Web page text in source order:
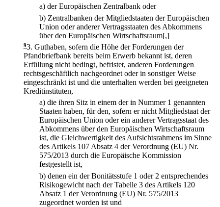
a) der Europäischen Zentralbank oder
b) Zentralbanken der Mitgliedstaaten der Europäischen
Union oder anderer Vertragsstaaten des Abkommens
über den Europäischen Wirtschaftsraum[,]
93. Guthaben, sofern die Höhe der Forderungen der
Pfandbriefbank bereits beim Erwerb bekannt ist, deren
Erfüllung nicht bedingt, befristet, anderen Forderungen
rechtsgeschäftlich nachgeordnet oder in sonstiger Weise
eingeschränkt ist und die unterhalten werden bei geeigneten
Kreditinstituten,
a) die ihren Sitz in einem der in Nummer 1 genannten
Staaten haben, für den, sofern er nicht Mitgliedstaat der
Europäischen Union oder ein anderer Vertragsstaat des
Abkommens über den Europäischen Wirtschaftsraum
ist, die Gleichwertigkeit des Aufsichtsrahmens im Sinne
des Artikels 107 Absatz 4 der Verordnung (EU) Nr.
575/2013 durch die Europäische Kommission
festgestellt ist,
b) denen ein der Bonitätsstufe 1 oder 2 entsprechendes
Risikogewicht nach der Tabelle 3 des Artikels 120
Absatz 1 der Verordnung (EU) Nr. 575/2013
zugeordnet worden ist und